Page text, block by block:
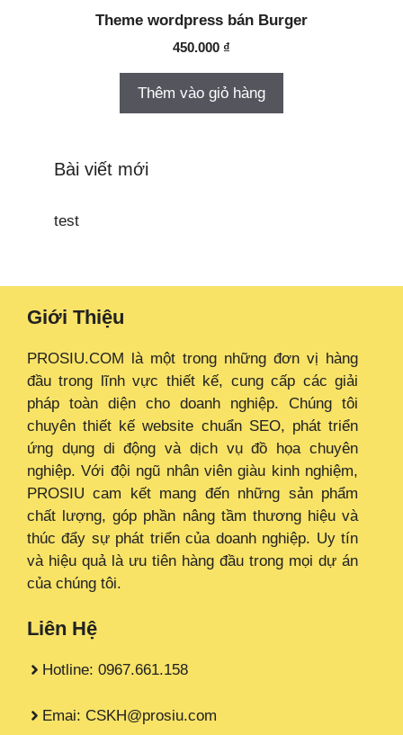
Theme wordpress bán Burger
450.000 ₫
Thêm vào giỏ hàng
Bài viết mới
test
Giới Thiệu
PROSIU.COM là một trong những đơn vị hàng
đầu trong lĩnh vực thiết kế, cung cấp các giải
pháp toàn diện cho doanh nghiệp. Chúng tôi
chuyên thiết kế website chuẩn SEO, phát triển
ứng dụng di động và dịch vụ đồ họa chuyên
nghiệp. Với đội ngũ nhân viên giàu kinh nghiệm,
PROSIU cam kết mang đến những sản phẩm
chất lượng, góp phần nâng tầm thương hiệu và
thúc đẩy sự phát triển của doanh nghiệp. Uy tín
và hiệu quả là ưu tiên hàng đầu trong mọi dự án
của chúng tôi.
Liên Hệ
Hotline: 0967.661.158
Emai: CSKH@prosiu.com